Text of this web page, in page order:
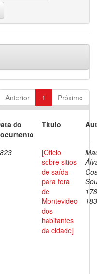
Anterior 1 Próximo
do
Título
[Oficio
sobre sitios
de saída
para fora
de
Montevideo
dos
habitantes
da cidade]